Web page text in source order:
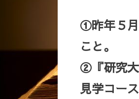
①昨年５
こと。
②『研究
見学コー